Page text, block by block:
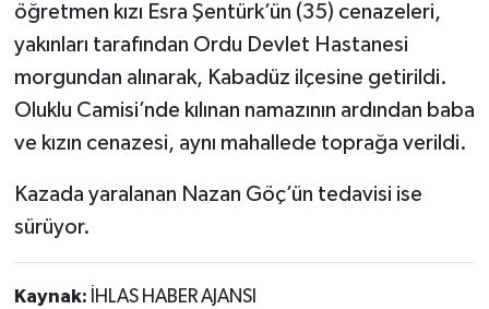
öğretmen kızı Esra Şentürk’ün (35) cenazeleri,
yakınları tarafından Ordu Devlet Hastanesi
morgundan alınarak, Kabadüz ilçesine getirildi.
Oluklu Camisi’nde kılınan namazının ardından baba
ve kızın cenazesi, aynı mahallede toprağa verildi.
Kazada yaralanan Nazan Göç’ün tedavisi ise
sürüyor.
Kaynak: İHLAS HABER AJANSI